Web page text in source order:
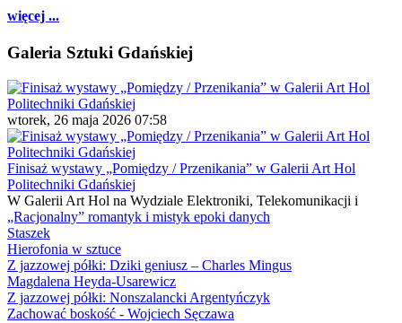
więcej ...
Galeria Sztuki Gdańskiej
wtorek, 26 maja 2026 07:58
Finisaż wystawy „Pomiędzy / Przenikania” w Galerii Art Hol
Politechniki Gdańskiej
W Galerii Art Hol na Wydziale Elektroniki, Telekomunikacji i
„Racjonalny” romantyk i mistyk epoki danych
Staszek
Hierofonia w sztuce
Z jazzowej półki: Dziki geniusz – Charles Mingus
Magdalena Heyda-Usarewicz
Z jazzowej półki: Nonszalancki Argentyńczyk
Zachować boskość - Wojciech Sęczawa